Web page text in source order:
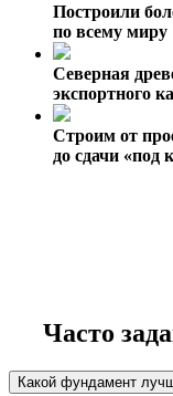
Построили
по всему миру
Северная
экспортного
Строим от
до сдачи «под
Часто
Какой фундамент